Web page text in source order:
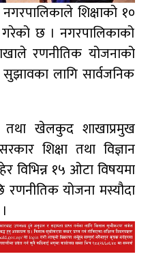
शिक्षाको १०
छ । नगरपालिकाको
रणनीतिक योजनाको
लागि सार्वजनिक
तथा खेलकुद शाखाप्रमुख
शिक्षा तथा विज्ञान
विभिन्न १५ ओटा विषयमा
योजना मस्यौदा